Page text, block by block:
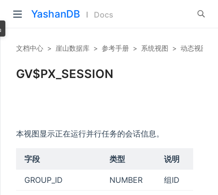
YashanDB Docs
文档中心 > 崖山数据库 > 参考手册 > 系统视图 > 动态视图
GV$PX_SESSION
本视图显示正在运行并行任务的会话信息。
字段 类型 说明
GROUP_ID NUMBER 组ID